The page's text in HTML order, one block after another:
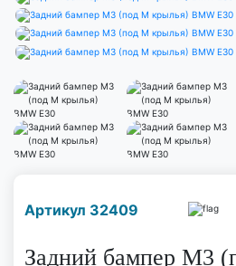
Артикул 32409
Задний бампер M3